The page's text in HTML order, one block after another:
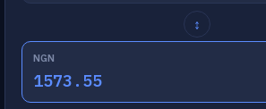
↕
NGN
1573.55